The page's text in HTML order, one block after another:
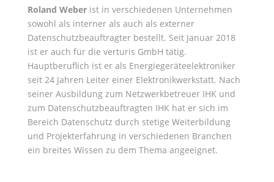
Roland Weberist in verschiedenen Unternehmen
sowohl als interner als auch als externer
Datenschutzbeauftragter bestellt. Seit Januar 2018
ist er auch für die verturis GmbH tätig.
Hauptberuflich ist er als Energiegeräteelektroniker
seit 24 Jahren Leiter einer Elektronikwerkstatt. Nach
seiner Ausbildung zum Netzwerkbetreuer IHK und
zum Datenschutzbeauftragten IHK hat er sich im
Bereich Datenschutz durch stetige Weiterbildung
und Projekterfahrung in verschiedenen Branchen
ein breites Wissen zu dem Thema angeeignet.